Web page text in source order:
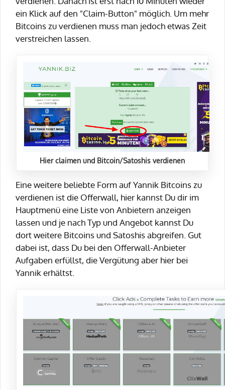
ein Klick auf den "Claim-Button" möglich. Um mehr
Bitcoins zu verdienen muss man jedoch etwas Zeit
verstreichen lassen.
Hier claimen und Bitcoin/Satoshis verdienen
Eine weitere beliebte Form auf Yannik Bitcoins zu
verdienen ist die Offerwall, hier kannst Du dir im
Hauptmenü eine Liste von Anbietern anzeigen
lassen und je nach Typ und Angebot kannst Du
dort weitere Bitcoins und Satoshis abgreifen. Gut
dabei ist, dass Du bei den Offerwall-Anbieter
Aufgaben erfüllst, die Vergütung aber hier bei
Yannik erhältst.